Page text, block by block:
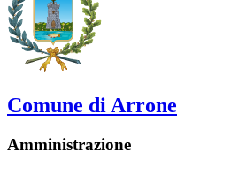
Comune di Arrone
Amministrazione